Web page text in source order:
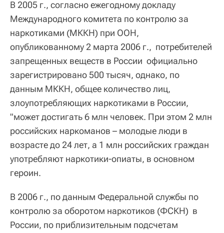
В 2005 г., согласно ежегодному докладу
Международного комитета по контролю за
наркотиками (МККН) при ООН,
опубликованному 2 марта 2006 г., потребителей
запрещенных веществ в России официально
зарегистрировано 500 тысяч, однако, по
данным МККН, общее количество лиц,
злоупотребляющих наркотиками в России,
"может достигать 6 млн человек. При этом 2 млн
российских наркоманов – молодые люди в
возрасте до 24 лет, а 1 млн российских граждан
употребляют наркотики-опиаты, в основном
героин.
В 2006 г., по данным Федеральной службы по
контролю за оборотом наркотиков (ФСКН) в
России, по приблизительным подсчетам